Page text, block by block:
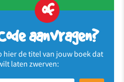
of
aanvragen?
hier de titel van jouw boek dat
laten zwerven: